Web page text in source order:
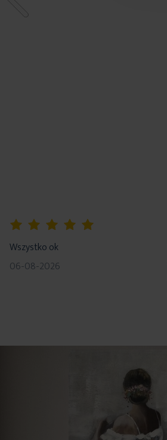
Wszystko ok
06-08-2026